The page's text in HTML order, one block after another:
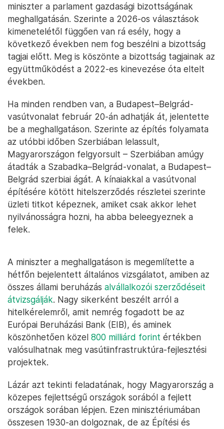
miniszter a parlament gazdasági bizottságának
meghallgatásán. Szerinte a 2026-os választások
kimenetelétől függően van rá esély, hogy a
következő években nem fog beszélni a bizottság
tagjai előtt. Meg is köszönte a bizottság tagjainak az
együttműködést a 2022-es kinevezése óta eltelt
években.
Ha minden rendben van, a Budapest–Belgrád-
vasútvonalat február 20-án adhatják át, jelentette
be a meghallgatáson. Szerinte az építés folyamata
az utóbbi időben Szerbiában lelassult,
Magyarországon felgyorsult – Szerbiában amúgy
átadták a Szabadka–Belgrád-vonalat, a Budapest–
Belgrád szerbiai ágát. A kínaiakkal a vasútvonal
építésére kötött hitelszerződés részletei szerinte
üzleti titkot képeznek, amiket csak akkor lehet
nyilvánosságra hozni, ha abba beleegyeznek a
felek.
A miniszter a meghallgatáson is megemlítette a
hétfőn bejelentett általános vizsgálatot, amiben az
összes állami beruházás alvállalkozói szerződéseit
átvizsgálják. Nagy sikerként beszélt arról a
hitelkérelemről, amit nemrég fogadott be az
Európai Beruházási Bank (EIB), és aminek
köszönhetően közel 800 milliárd forint értékben
valósulhatnak meg vasútiinfrastruktúra-fejlesztési
projektek.
Lázár azt tekinti feladatának, hogy Magyarország a
közepes fejlettségű országok sorából a fejlett
országok sorában lépjen. Ezen minisztériumában
összesen 1930-an dolgoznak, de az Építési és